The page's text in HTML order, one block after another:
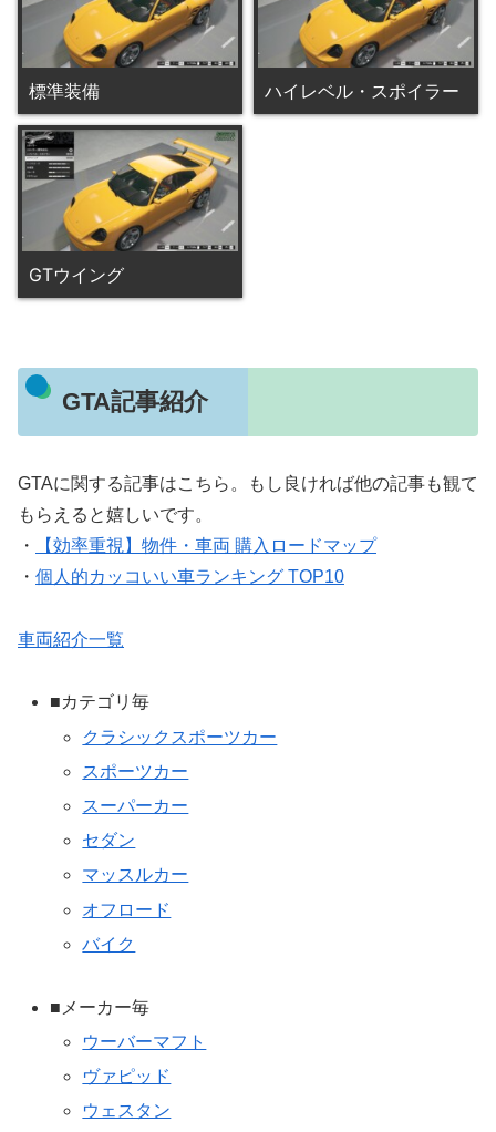
標準装備 ハイレベル・スポイラー
GTウイング
GTA記事紹介
GTAに関する記事はこちら。もし良ければ他の記事も観て
もらえると嬉しいです。
・
【効率重視】物件・車両 購入ロードマップ
・ 個人的カッコいい車ランキング TOP10
車両紹介一覧
■カテゴリ毎
クラシックスポーツカー
スポーツカー
スーパーカー
セダン
マッスルカー
オフロード
バイク
■メーカー毎
ウーバーマフト
ヴァピッド
ウェスタン